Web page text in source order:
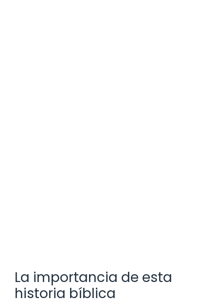
La importancia de esta
historia bíblica